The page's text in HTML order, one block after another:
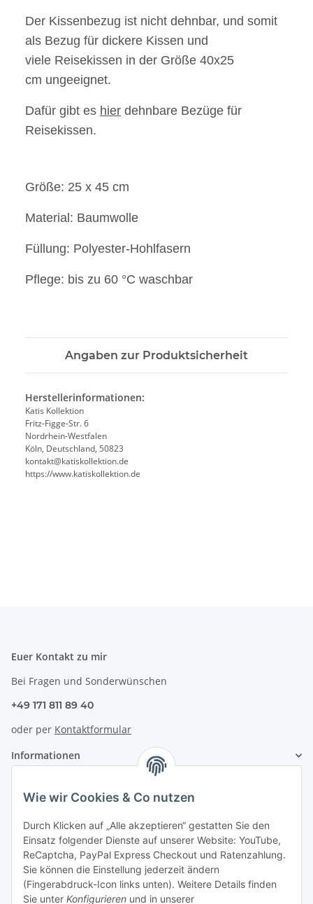
Wie wir Cookies & Co nutzen
Durch Klicken auf „Alle akzeptieren“ gestatten Sie den
Einsatz folgender Dienste auf unserer Website: YouTube,
ReCaptcha, PayPal Express Checkout und Ratenzahlung.
Sie können die Einstellung jederzeit ändern
(Fingerabdruck-Icon links unten). Weitere Details finden
Sie unter Konfigurieren und in unserer
Der Kissenbezug ist nicht dehnbar, und somit
als Bezug für dickere Kissen und
viele Reisekissen in der Größe 40x25
cm ungeeignet.
Dafür gibt es hier dehnbare Bezüge für
Reisekissen.
Größe: 25 x 45 cm
Material: Baumwolle
Füllung: Polyester-Hohlfasern
Pflege: bis zu 60 °C waschbar
Angaben zur Produktsicherheit
Herstellerinformationen:
Katis Kollektion
Fritz-Figge-Str. 6
Nordrhein-Westfalen
Köln, Deutschland, 50823
kontakt@katiskollektion.de
https://www.katiskollektion.de
Euer Kontakt zu mir
Bei Fragen und Sonderwünschen
+49 171 811 89 40
oder per Kontaktformular
Informationen
Zahlung & Versand